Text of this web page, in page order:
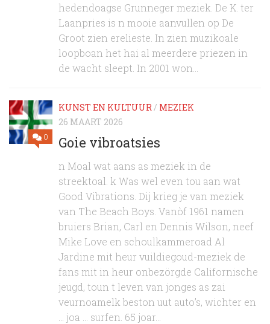
hedendoagse Grunneger meziek. De K. ter
Laanpries is n mooie aanvullen op De
Groot zien erelieste. In zien muzikoale
loopboan het hai al meerdere priezen in
de wacht sleept. In 2001 won...
0
KUNST EN KULTUUR/ MEZIEK
26 MAART 2026
Goie vibroatsies
n Moal wat aans as meziek in de
streektoal. k Was wel even tou aan wat
Good Vibrations. Dij krieg je van meziek
van The Beach Boys. Vanòf 1961 namen
bruiers Brian, Carl en Dennis Wilson, neef
Mike Love en schoulkammeroad Al
Jardine mit heur vuildiegoud-meziek de
fans mit in heur onbezörgde Californische
jeugd, toun t leven van jonges as zai
veurnoamelk beston uut auto’s, wichter en
… joa … surfen. 65 joar...